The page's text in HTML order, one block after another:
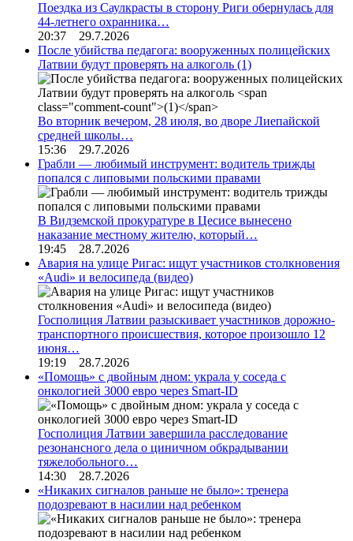
Поездка из Саулкрасты в сторону Риги обернулась для
44-летнего охранника…
20:37 29.7.2026
После убийства педагога: вооруженных полицейских
Латвии будут проверять на алкоголь (1)
Во вторник вечером, 28 июля, во дворе Лиепайской
средней школы…
15:36 29.7.2026
Грабли — любимый инструмент: водитель трижды
попался с липовыми польскими правами
В Видземской прокуратуре в Цесисе вынесено
наказание местному жителю, который…
19:45 28.7.2026
Авария на улице Ригас: ищут участников столкновения
«Audi» и велосипеда (видео)
Госполиция Латвии разыскивает участников дорожно-
транспортного происшествия, которое произошло 12
июня…
19:19 28.7.2026
«Помощь» с двойным дном: украла у соседа с
онкологией 3000 евро через Smart-ID
Госполиция Латвии завершила расследование
резонансного дела о циничном обкрадывании
тяжелобольного…
14:30 28.7.2026
«Никаких сигналов раньше не было»: тренера
подозревают в насилии над ребенком